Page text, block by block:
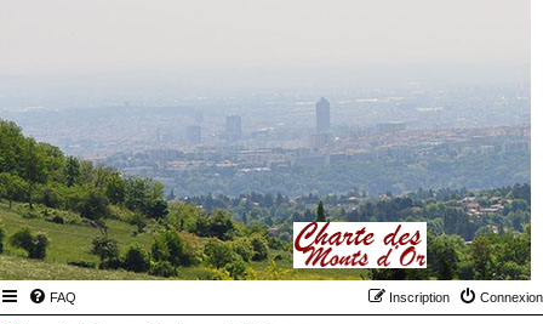
FAQ Connexion
Inscription